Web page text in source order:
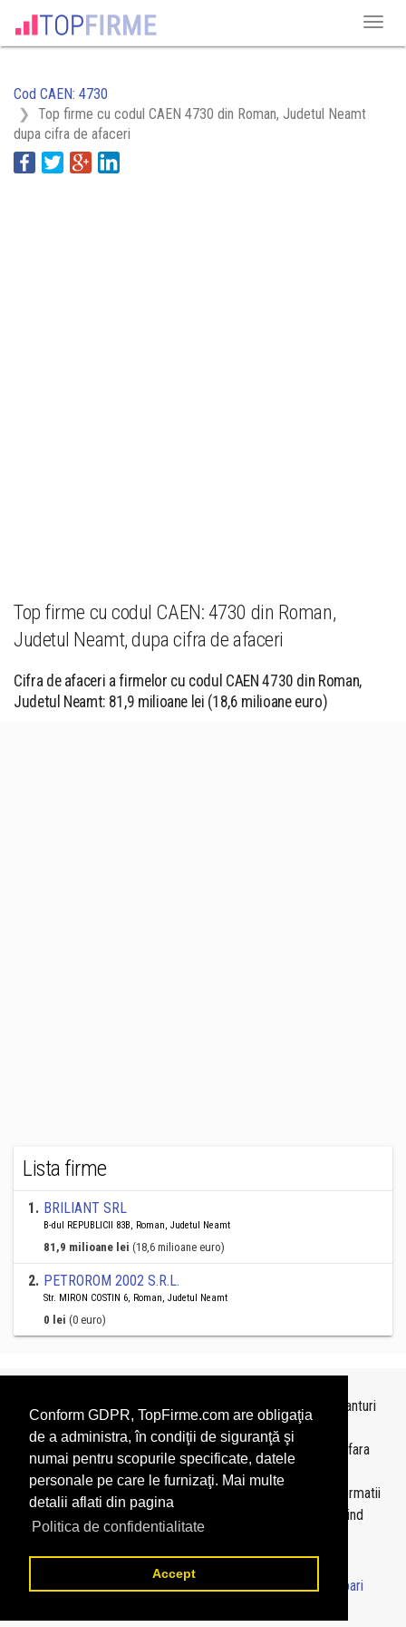
Conform GDPR, TopFirme.com are obligaţia
de a administra, în condiţii de siguranţă şi
numai pentru scopurile specificate, datele
personale pe care le furnizaţi. Mai multe
detalii aflati din pagina
Politica de confidentialitate
Accept
Cod CAEN: 4730
Top firme cu codul CAEN 4730 din Roman, Judetul Neamt
dupa cifra de afaceri
Top firme cu codul CAEN: 4730 din Roman,
Judetul Neamt, dupa cifra de afaceri
Cifra de afaceri a firmelor cu codul CAEN 4730 din Roman,
Judetul Neamt: 81,9 milioane lei (18,6 milioane euro)
Lista firme
1. BRILIANT SRL
B-dul REPUBLICII 83B, Roman, Judetul Neamt
81,9 milioane lei (18,6 milioane euro)
2. PETROROM 2002 S.R.L.
Str. MIRON COSTIN 6, Roman, Judetul Neamt
0 lei (0 euro)
Topurile sunt realizate deTopFirme
pe baza ultimelor bilanturi
depuse si au scop informativ.
Este interzisa folosirea topurilor fara acordul TopFirme si fara
precizarea sursei.
Daca doriti sa achizitionati
topuri personalizate
sau informatii
despre agentii economici va rugam sa ne contactati folosind
sectiunea Contact
© 2026 - TopFirme -Termeni si conditii-Contact-Intrebari